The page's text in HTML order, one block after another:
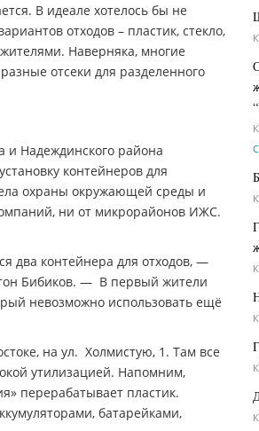
В идеале хотелось бы не
отходов – пластик, стекло,
Наверняка, многие
отсеки для разделенного
и Надеждинского района
контейнеров для
охраны окружающей среды и
ни от микрорайонов ИЖС.
два контейнера для отходов, —
Бибиков. — В первый жители
невозможно использовать ещё
на ул. Холмистую, 1. Там все
утилизацией. Напомним,
перерабатывает пластик.
батарейками,